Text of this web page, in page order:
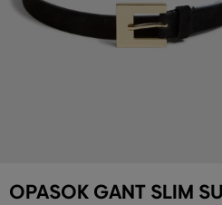
OPASOK GANT SLIM